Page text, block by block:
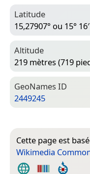
Latitude
15,27907° ou 15°
Altitude
219 mètres (719
Geo­Names ID
2449245
Cette page est
Wikimedia